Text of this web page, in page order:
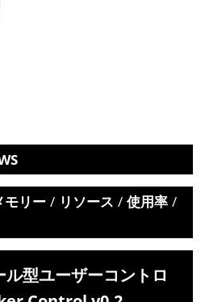
モリー / リソース / 使用率 /
型ユーザーコントロ